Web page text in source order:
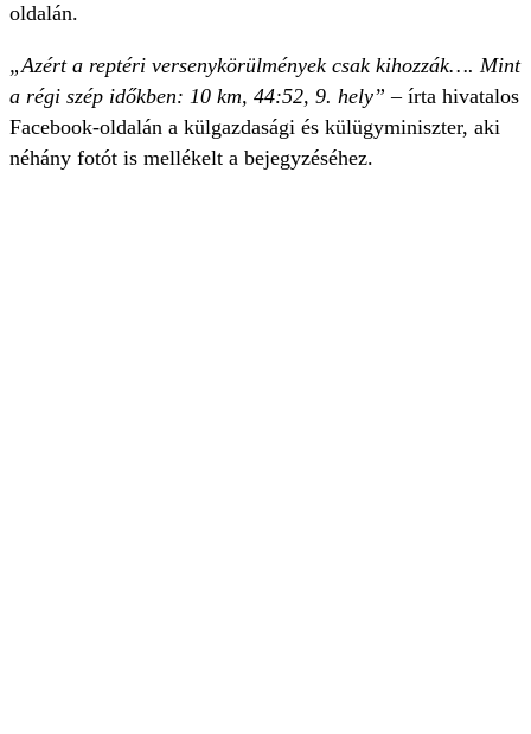
oldalán.
„Azért a reptéri versenykörülmények csak kihozzák…. Mint
a régi szép időkben: 10 km, 44:52, 9. hely” – írta hivatalos
Facebook-oldalán a külgazdasági és külügyminiszter, aki
néhány fotót is mellékelt a bejegyzéséhez.